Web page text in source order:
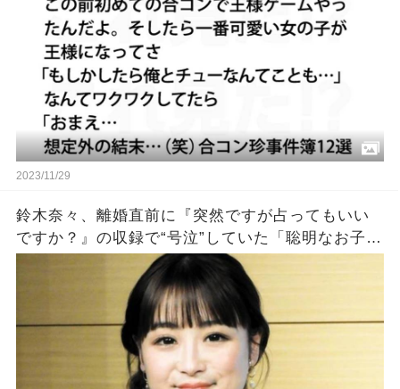
2023/11/29
鈴木奈々、離婚直前に『突然ですが占ってもいい
ですか？』の収録で“号泣”していた「聡明なお子さ
んを授かります」涙のウラにあった切実すぎる事